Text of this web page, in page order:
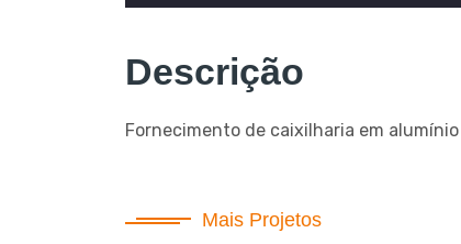
Descrição
Fornecimento de caixilharia em
Mais Projetos